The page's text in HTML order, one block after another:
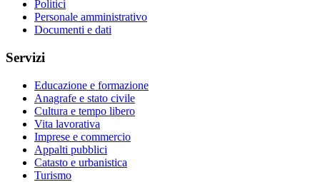
Politici
Personale amministrativo
Documenti e dati
Servizi
Educazione e formazione
Anagrafe e stato civile
Cultura e tempo libero
Vita lavorativa
Imprese e commercio
Appalti pubblici
Catasto e urbanistica
Turismo